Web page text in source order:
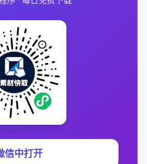
信中打开